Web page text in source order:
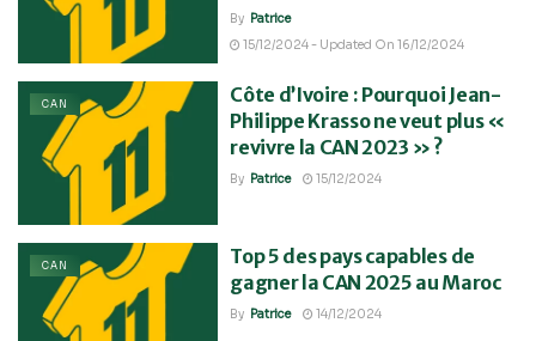
By Patrice
15/12/2024 - Updated On 16/12/2024
CAN
Côte d’Ivoire : Pourquoi Jean-
Philippe Krasso ne veut plus «
revivre la CAN 2023 » ?
By Patrice 15/12/2024
CAN
Top 5 des pays capables de
gagner la CAN 2025 au Maroc
By Patrice 14/12/2024